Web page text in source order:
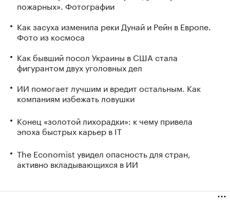
пожарных». Фотографии
Как засуха изменила реки Дунай и Рейн в Европе.
Фото из космоса
Как бывший посол Украины в США стала
фигурантом двух уголовных дел
ИИ помогает лучшим и вредит остальным. Как
компаниям избежать ловушки
Конец «золотой лихорадки»: к чему привела
эпоха быстрых карьер в IT
The Economist увидел опасность для стран,
активно вкладывающихся в ИИ